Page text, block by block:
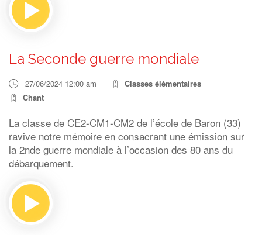
La Seconde guerre mondiale
27/06/2024 12:00 am
Classes élémentaires
Chant
La classe de CE2-CM1-CM2 de l’école de Baron (33)
ravive notre mémoire en consacrant une émission sur
la 2nde guerre mondiale à l’occasion des 80 ans du
débarquement.